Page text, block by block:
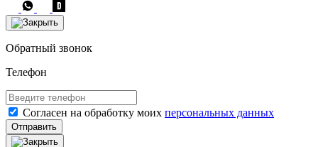
Обратный звонок
Телефон
Согласен на обработку моих персональных данных
Отправить